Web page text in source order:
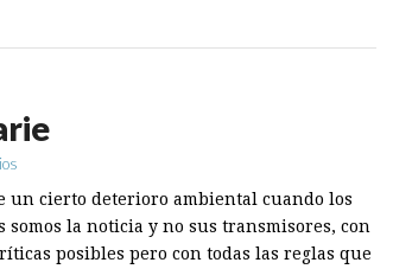
un cierto deterioro ambiental cuando los
somos la noticia y no sus transmisores, con
posibles pero con todas las reglas que